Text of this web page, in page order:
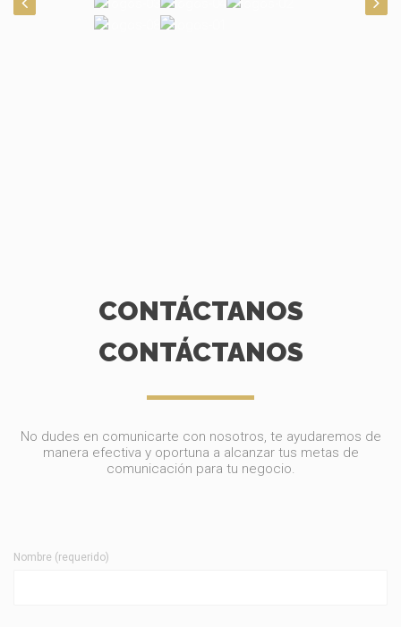
CONTÁCTANOS
CONTÁCTANOS
No dudes en comunicarte con nosotros, te ayudaremos de
manera efectiva y oportuna a alcanzar tus metas de
comunicación para tu negocio.
Nombre (requerido)